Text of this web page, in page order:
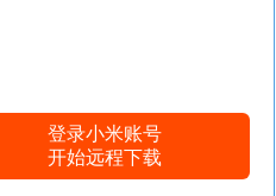
登录小米账号
开始远程下载